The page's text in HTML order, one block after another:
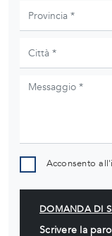
Acconsento
DOMANDA DI
Scrivere la